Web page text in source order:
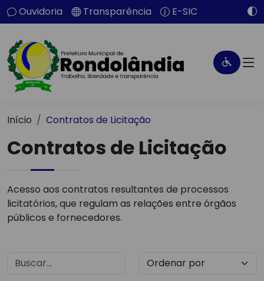
Ouvidoria Transparência E-SIC
Início Contratos de Licitação
Contratos de Licitação
Acesso aos contratos resultantes de processos
licitatórios, que regulam as relações entre órgãos
públicos e fornecedores.